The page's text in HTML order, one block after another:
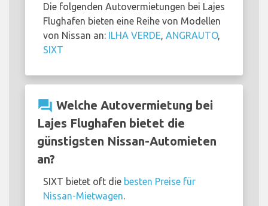
Die folgenden Autovermietungen bei Lajes
Flughafen bieten eine Reihe von Modellen
von Nissan an: ILHA VERDE ANGRAUTO,
SIXT
question_answer Welche Autovermietung bei
Lajes Flughafen bietet die
günstigsten Nissan-Automieten
an?
SIXT bietet oft die besten Preise für
Nissan-Mietwagen